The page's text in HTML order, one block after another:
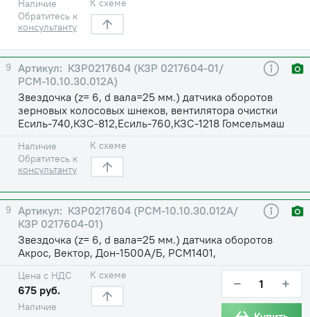
Наличие
Обратитесь к
консультанту
К схеме
9
КЗР0217604 (КЗР 0217604-01/
РСМ-10.10.30.012А)
Звездочка (z= 6, d вала=25 мм.) датчика оборотов
зерновых колосовых шнеков, вентилятора очистки
Есиль-740,КЗС-812,Есиль-760,КЗС-1218 Гомсельмаш
Наличие
Обратитесь к
консультанту
К схеме
9
КЗР0217604 (РСМ-10.10.30.012А/
КЗР 0217604-01)
Звездочка (z= 6, d вала=25 мм.) датчика оборотов
Акрос, Вектор, Дон-1500А/Б, РСМ1401,
Наличие
Цена с НДС
675 руб.
К схеме − +